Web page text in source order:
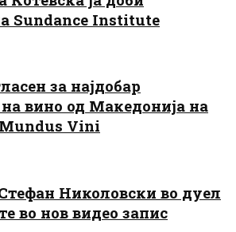
Sundance Institute
за најдобар
вино од Македонија на
Vini
Николовски во дуел
во нов видео запис